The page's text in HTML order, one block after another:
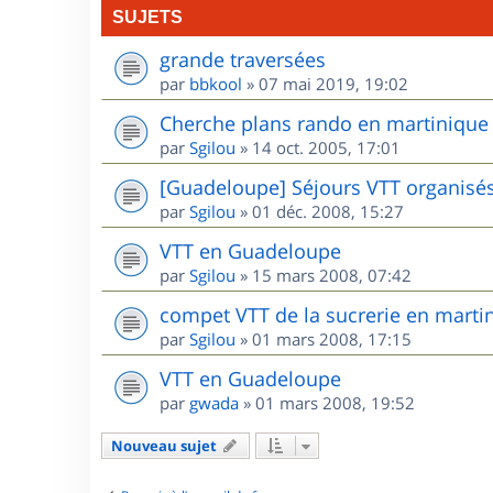
SUJETS
grande traversées
par bbkool » 07 mai 2019, 19:02
Cherche plans rando en martinique
par Sgilou » 14 oct. 2005, 17:01
[Guadeloupe] Séjours VTT
par Sgilou » 01 déc. 2008, 15:27
VTT en Guadeloupe
par Sgilou » 15 mars 2008, 07:42
compet VTT de la sucrerie en
par Sgilou » 01 mars 2008, 17:15
VTT en Guadeloupe
par gwada » 01 mars 2008, 19:52
Nouveau sujet